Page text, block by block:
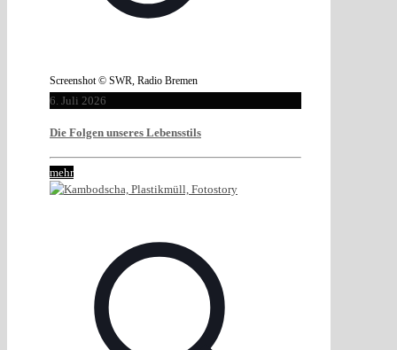
Screenshot © SWR, Radio Bremen
6. Juli 2026
Die Folgen unseres Lebensstils
mehr